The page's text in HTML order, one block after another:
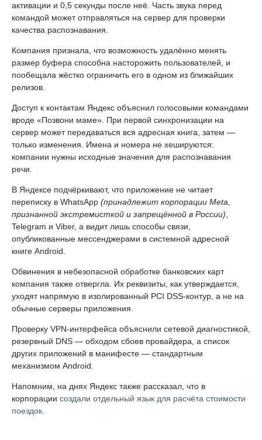
активации и 0,5 секунды после неё. Часть звука перед
командой может отправляться на сервер для проверки
качества распознавания.
Компания признала, что возможность удалённо менять
размер буфера способна насторожить пользователей, и
пообещала жёстко ограничить его в одном из ближайших
релизов.
Доступ к контактам Яндекс объяснил голосовыми командами
вроде «Позвони маме». При первой синхронизации на
сервер может передаваться вся адресная книга, затем —
только изменения. Имена и номера не хешируются:
компании нужны исходные значения для распознавания
речи.
В Яндексе подчёркивают, что приложение не читает
переписку в WhatsApp (принадлежит корпорации Meta,
признанной экстремисткой и запрещённой в России)
Telegram и Viber, а видит лишь способы связи,
опубликованные мессенджерами в системной адресной
книге Android.
Обвинения в небезопасной обработке банковских карт
компания также отвергла. Их реквизиты, как утверждается,
уходят напрямую в изолированный PCI DSS-контур, а не на
обычные серверы приложения.
Проверку VPN-интерфейса объяснили сетевой диагностикой,
резервный DNS — обходом сбоев провайдера, а список
других приложений в манифесте — стандартным
механизмом Android.
Напомним, на днях Яндекс также рассказал, что в
корпорации создали отдельный язык для расчёта стоимости
поездок